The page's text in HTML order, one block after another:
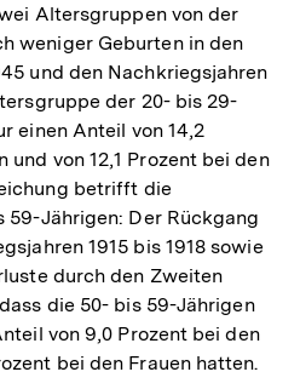
Altersgruppen von der
weniger Geburten in den
und den Nachkriegsjahren
der 20- bis 29-
einen Anteil von 14,2
und von 12,1 Prozent bei den
betrifft die
Jährigen: Der Rückgang
1915 bis 1918 sowie
durch den Zweiten
die 50- bis 59-Jährigen
von 9,0 Prozent bei den
bei den Frauen hatten.